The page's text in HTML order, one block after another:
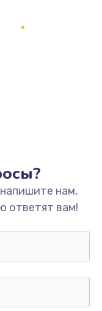
нам,
ответят вам!